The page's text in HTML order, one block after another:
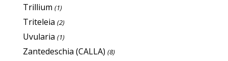
Trillium (1)
Triteleia (2)
Uvularia (1)
Zantedeschia (CALLA) (8)